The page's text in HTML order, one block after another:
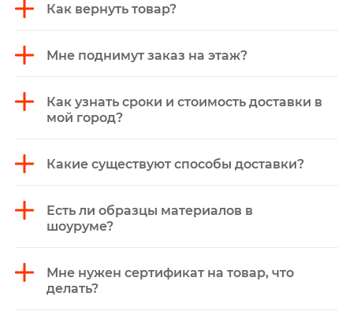
Как вернуть товар?
Мне поднимут заказ на этаж?
Как узнать сроки и стоимость доставки в
мой город?
Какие существуют способы доставки?
Есть ли образцы материалов в
шоуруме?
Мне нужен сертификат на товар, что
делать?